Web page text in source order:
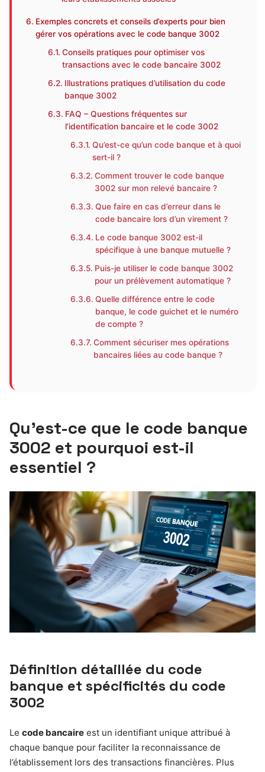
Exemples concrets et conseils d’experts pour bien
gérer vos opérations avec le code banque 3002
Conseils pratiques pour optimiser vos
transactions avec le code bancaire 3002
Illustrations pratiques d’utilisation du code
banque 3002
FAQ – Questions fréquentes sur
l’identification bancaire et le code 3002
Qu’est-ce qu’un code banque et à quoi
sert-il ?
Comment trouver le code banque
3002 sur mon relevé bancaire ?
Que faire en cas d’erreur dans le
code bancaire lors d’un virement ?
Le code banque 3002 est-il
spécifique à une banque mutuelle ?
Puis-je utiliser le code banque 3002
pour un prélèvement automatique ?
Quelle différence entre le code
banque, le code guichet et le numéro
de compte ?
Comment sécuriser mes opérations
bancaires liées au code banque ?
Qu’est-ce que le code banque
3002 et pourquoi est-il
essentiel ?
Définition détaillée du code
banque et spécificités du code
3002
Le code bancaire est un identifiant unique attribué à
chaque banque pour faciliter la reconnaissance de
l’établissement lors des transactions financières. Plus